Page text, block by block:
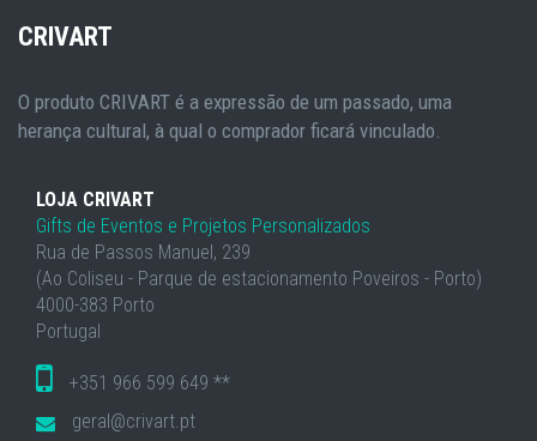
CRIVART
O produto CRIVART é a expressão de um passado, uma
herança cultural, à qual o comprador ficará vinculado.
LOJA CRIVART
Gifts de Eventos e Projetos Personalizados
Rua de Passos Manuel, 239
(Ao Coliseu - Parque de estacionamento Poveiros - Porto)
4000-383 Porto
Portugal
+351 966 599 649 **
geral@crivart.pt